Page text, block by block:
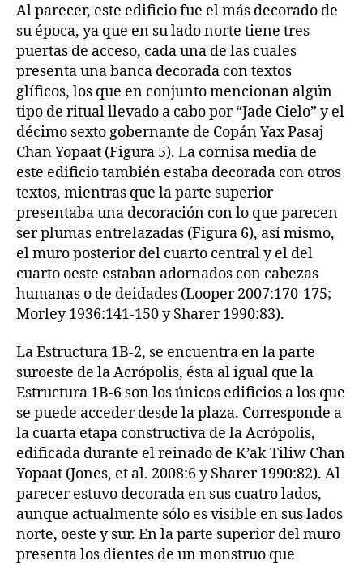
Al parecer, este edificio fue el más decorado de
su época, ya que en su lado norte tiene tres
puertas de acceso, cada una de las cuales
presenta una banca decorada con textos
glíficos, los que en conjunto mencionan algún
tipo de ritual llevado a cabo por “Jade Cielo” y el
décimo sexto gobernante de Copán Yax Pasaj
Chan Yopaat (Figura 5). La cornisa media de
este edificio también estaba decorada con otros
textos, mientras que la parte superior
presentaba una decoración con lo que parecen
ser plumas entrelazadas (Figura 6), así mismo,
el muro posterior del cuarto central y el del
cuarto oeste estaban adornados con cabezas
humanas o de deidades (Looper 2007:170-175;
Morley 1936:141-150 y Sharer 1990:83).
La Estructura 1B-2, se encuentra en la parte
suroeste de la Acrópolis, ésta al igual que la
Estructura 1B-6 son los únicos edificios a los que
se puede acceder desde la plaza. Corresponde a
la cuarta etapa constructiva de la Acrópolis,
edificada durante el reinado de K’ak Tiliw Chan
Yopaat (Jones, et al. 2008:6 y Sharer 1990:82). Al
parecer estuvo decorada en sus cuatro lados,
aunque actualmente sólo es visible en sus lados
norte, oeste y sur. En la parte superior del muro
presenta los dientes de un monstruo que